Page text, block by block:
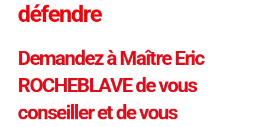
défendre
Demandez à Maître Eric
ROCHEBLAVE de vous
conseiller et de vous